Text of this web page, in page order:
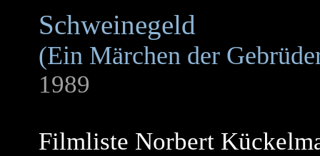
Schweinegeld
(Ein Märchen der
1989
Filmliste Norbert